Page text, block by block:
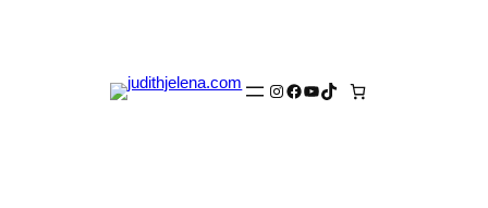
Instagram
Facebook
YouTube
TikTok